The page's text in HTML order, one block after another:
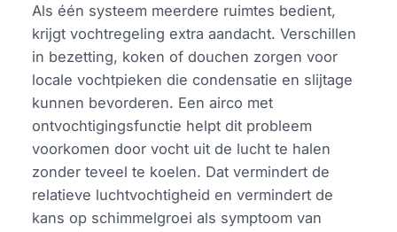
Als één systeem meerdere ruimtes bedient,
krijgt vochtregeling extra aandacht. Verschillen
in bezetting, koken of douchen zorgen voor
locale vochtpieken die condensatie en slijtage
kunnen bevorderen. Een airco met
ontvochtigingsfunctie helpt dit probleem
voorkomen door vocht uit de lucht te halen
zonder teveel te koelen. Dat vermindert de
relatieve luchtvochtigheid en vermindert de
kans op schimmelgroei als symptoom van